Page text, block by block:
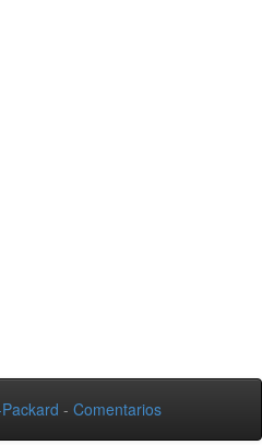
- Comentarios